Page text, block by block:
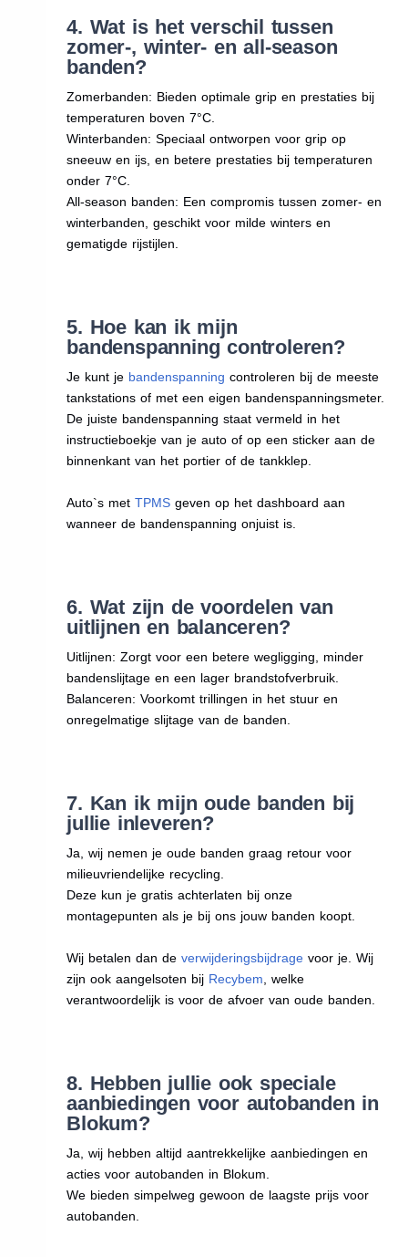
4. Wat is het verschil tussen
zomer-, winter- en all-season
banden?
Zomerbanden: Bieden optimale grip en prestaties bij
temperaturen boven 7°C.
Winterbanden: Speciaal ontworpen voor grip op
sneeuw en ijs, en betere prestaties bij temperaturen
onder 7°C.
All-season banden: Een compromis tussen zomer- en
winterbanden, geschikt voor milde winters en
gematigde rijstijlen.
5. Hoe kan ik mijn
bandenspanning controleren?
Je kunt je bandenspanning controleren bij de meeste
tankstations of met een eigen bandenspanningsmeter.
De juiste bandenspanning staat vermeld in het
instructieboekje van je auto of op een sticker aan de
binnenkant van het portier of de tankklep.
Auto`s metTPMS geven op het dashboard aan
wanneer de bandenspanning onjuist is.
6. Wat zijn de voordelen van
uitlijnen en balanceren?
Uitlijnen: Zorgt voor een betere wegligging, minder
bandenslijtage en een lager brandstofverbruik.
Balanceren: Voorkomt trillingen in het stuur en
onregelmatige slijtage van de banden.
7. Kan ik mijn oude banden bij
jullie inleveren?
Ja, wij nemen je oude banden graag retour voor
milieuvriendelijke recycling.
Deze kun je gratis achterlaten bij onze
montagepunten als je bij ons jouw banden koopt.
Wij betalen dan deverwijderingsbijdrage voor je. Wij
zijn ook aangelsoten bij Recybem , welke
verantwoordelijk is voor de afvoer van oude banden.
8. Hebben jullie ook speciale
aanbiedingen voor autobanden in
Blokum?
Ja, wij hebben altijd aantrekkelijke aanbiedingen en
acties voor autobanden in Blokum.
We bieden simpelweg gewoon de laagste prijs voor
autobanden.